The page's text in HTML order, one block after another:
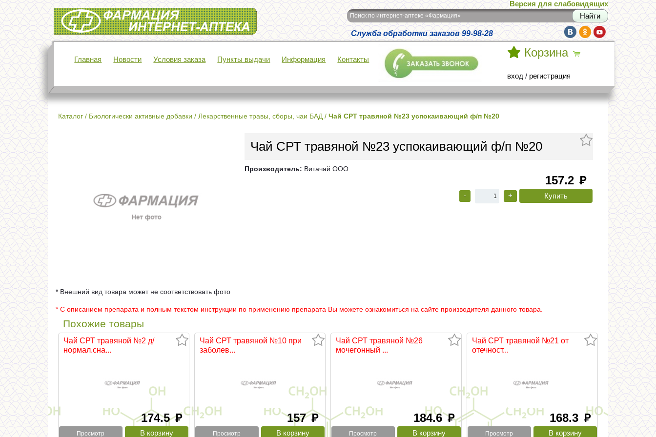
Интернет-аптека Фармация
Версия для слабовидящих
Поиск по интернет-аптеке «Фармация»
Служба обработки заказов 99-98-28
Главная Новости Условия заказа Пункты выдачи Информация Контакты
Корзина
вход / регистрация
Каталог / Биологически активные добавки / Лекарственные травы, сборы, чаи БАД / Чай СРТ травяной №23 успокаивающий ф/п №20
Чай СРТ травяной №23 успокаивающий ф/п №20
Производитель: Витачай ООО
157.2 руб
- +
* Внешний вид товара может не соответствовать фото
* С описанием препарата и полным текстом инструкции по применению препарата Вы можете ознакомиться на сайте производителя данного товара.
Похожие товары
Чай СРТ травяной №2 д/
нормал.сна...
174.5руб
Просмотр
Чай СРТ травяной №10 при
заболев...
157руб
Просмотр
Чай СРТ травяной №26
мочегонный ...
184.6руб
Просмотр
Чай СРТ травяной №21 от
отечност...
168.3 руб
Просмотр